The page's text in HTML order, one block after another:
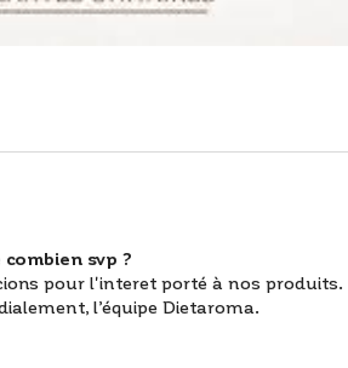
svp ?
pour l'interet porté à nos
l’équipe Dietaroma.